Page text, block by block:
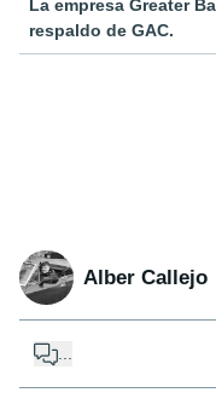
La empresa Greater
respaldo de GAC.
Alber Callejo
...